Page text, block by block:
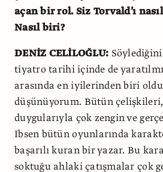
açan bir rol. Siz Torvald’ı
Nasıl biri?
DENİZ CELİLOĞLU:
tiyatro tarihi içinde de
arasında en iyilerinden biri
düşünüyorum. Bütün
duygularıyla çok zengin ve
Ibsen bütün oyunlarında
başarılı kuran bir yazar. Bu
soktuğu ahlaki çatışmalar çok